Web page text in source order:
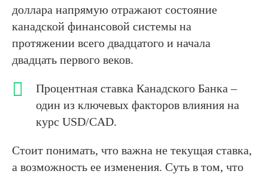
доллара напрямую отражают состояние
канадской финансовой системы на
протяжении всего двадцатого и начала
двадцать первого веков.
Процентная ставка Канадского Банка –
один из ключевых факторов влияния на
курс USD/CAD.
Стоит понимать, что важна не текущая ставка,
а возможность ее изменения. Суть в том, что